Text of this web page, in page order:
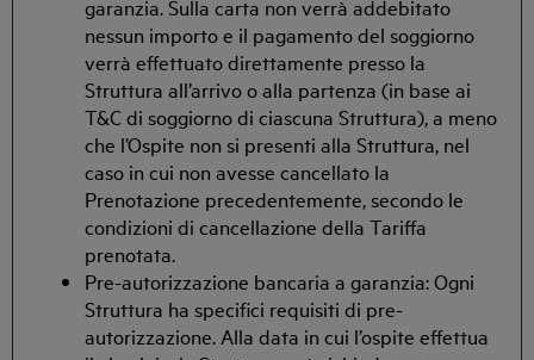
garanzia. Sulla carta non verrà addebitato
nessun importo e il pagamento del soggiorno
verrà effettuato direttamente presso la
Struttura all’arrivo o alla partenza (in base ai
T&C di soggiorno di ciascuna Struttura), a meno
che l’Ospite non si presenti alla Struttura, nel
caso in cui non avesse cancellato la
Prenotazione precedentemente, secondo le
condizioni di cancellazione della Tariffa
prenotata.
Pre-autorizzazione bancaria a garanzia: Ogni
Struttura ha specifici requisiti di pre-
autorizzazione. Alla data in cui l’ospite effettua